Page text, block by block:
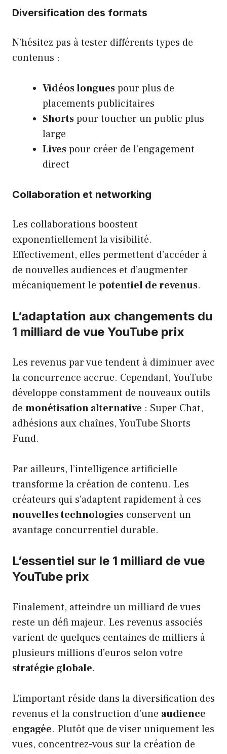
Diversification des formats
N’hésitez pas à tester différents types de
contenus :
Vidéos longuespour plus de
placements publicitaires
Shortspour toucher un public plus
large
Livespour créer de l’engagement
direct
Collaboration et networking
Les collaborations boostent
exponentiellement la visibilité.
Effectivement, elles permettent d’accéder à
de nouvelles audiences et d’augmenter
mécaniquement le potentiel de revenus.
L’adaptation aux changements du
1 milliard de vue YouTube prix
Les revenus par vue tendent à diminuer avec
la concurrence accrue. Cependant, YouTube
développe constamment de nouveaux outils
de monétisation alternative : Super Chat,
adhésions aux chaînes, YouTube Shorts
Fund.
Par ailleurs, l’intelligence artificielle
transforme la création de contenu. Les
créateurs qui s’adaptent rapidement à ces
nouvelles technologies conservent un
avantage concurrentiel durable.
L’essentiel sur le 1 milliard de vue
YouTube prix
Finalement, atteindre un milliard de vues
reste un défi majeur. Les revenus associés
varient de quelques centaines de milliers à
plusieurs millions d’euros selon votre
stratégie globale.
L’important réside dans la diversification des
revenus et la construction d’une audience
engagée. Plutôt que de viser uniquement les
vues, concentrez-vous sur la création de